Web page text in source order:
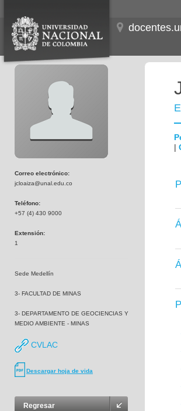
Correo electrónico:
jcloaiza@unal.edu.co
Teléfono:
+57 (4) 430 9000
Extensión:
1
Sede Medellín
3- FACULTAD DE MINAS
3- DEPARTAMENTO DE GEOCIENCIAS Y
MEDIO AMBIENTE - MINAS
CVLAC
Descargar hoja de vida
Regresar
|